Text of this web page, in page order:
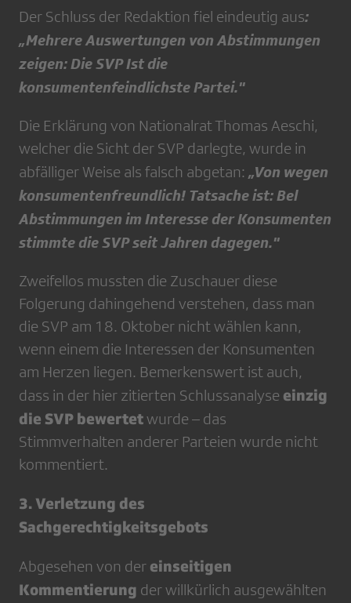
Der Schluss der Redaktion fiel eindeutig aus:
„Mehrere Auswertungen von Abstimmungen
zeigen: Die SVP Ist die
konsumentenfeindlichste Partei."
Die Erklärung von Nationalrat Thomas Aeschi,
welcher die Sicht der SVP darlegte, wurde in
abfälliger Weise als falsch abgetan: „Von wegen
konsumentenfreundlich! Tatsache ist: Bel
Abstimmungen im Interesse der Konsumenten
stimmte die SVP seit Jahren dagegen."
Zweifellos mussten die Zuschauer diese
Folgerung dahingehend verstehen, dass man
die SVP am 18. Oktober nicht wählen kann,
wenn einem die Interessen der Konsumenten
am Herzen liegen. Bemerkenswert ist auch,
dass in der hier zitierten Schlussanalyse einzig
die SVP bewertetwurde – das
Stimmverhalten anderer Parteien wurde nicht
kommentiert.
3. Verletzung des
Sachgerechtigkeitsgebots
Abgesehen von der einseitigen
Kommentierung der willkürlich ausgewählten